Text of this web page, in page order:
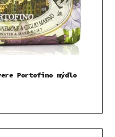
Portofino mýdlo